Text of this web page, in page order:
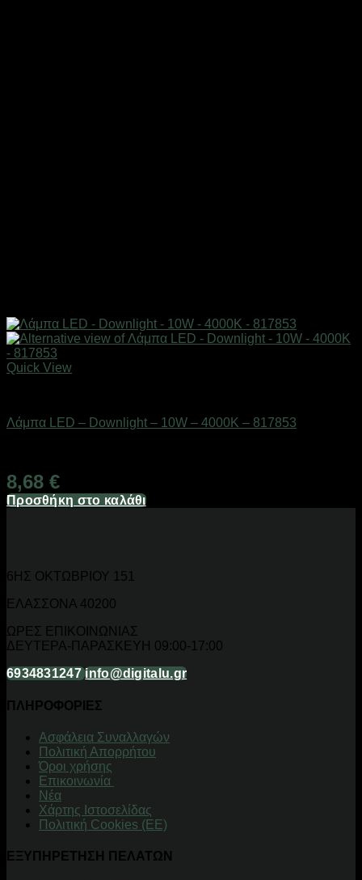
Quick View
Λάμπα LED – Downlight – 10W – 4000K – 817853
8,68 €
Προσθήκη στο καλάθι
6ΗΣ ΟΚΤΩΒΡΙΟΥ 151
ΕΛΑΣΣΟΝΑ 40200
ΩΡΕΣ ΕΠΙΚΟΙΝΩΝΙΑΣ
ΔΕΥΤΕΡΑ-ΠΑΡΑΣΚΕΥΗ 09:00-17:00
6934831247 info@digitalu.gr
ΠΛΗΡΟΦΟΡΙΕΣ
Aσφάλεια Συναλλαγών
Πολιτική Απορρήτου
Όροι χρήσης
Επικοινωνία
Νέα
Χάρτης Ιστοσελίδας
Πολιτική Cookies (ΕΕ)
ΕΞΥΠΗΡΕΤΗΣΗ ΠΕΛΑΤΩΝ